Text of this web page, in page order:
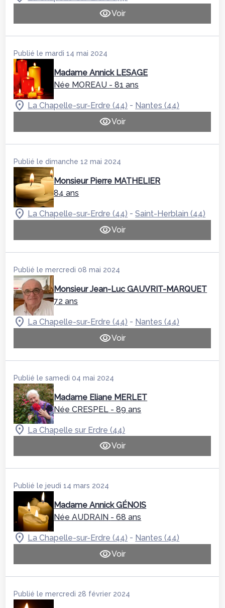
Voir
Publié le mardi 14 mai 2024
Madame Annick LESAGE
Née MOREAU - 81 ans
La Chapelle-sur-Erdre (44) - Nantes (44)
Voir
Publié le dimanche 12 mai 2024
Monsieur Pierre MATHELIER
84 ans
La Chapelle-sur-Erdre (44) -Saint-Herblain (44)
Voir
Publié le mercredi 08 mai 2024
Monsieur Jean-Luc GAUVRIT-MARQUET
72 ans
La Chapelle-sur-Erdre (44) - Nantes (44)
Voir
Publié le samedi 04 mai 2024
Madame Eliane MERLET
Née CRESPEL - 89 ans
La Chapelle sur Erdre (44)
Voir
Publié le jeudi 14 mars 2024
Madame Annick GÉNOIS
Née AUDRAIN - 68 ans
La Chapelle-sur-Erdre (44) - Nantes (44)
Voir
Publié le mercredi 28 février 2024